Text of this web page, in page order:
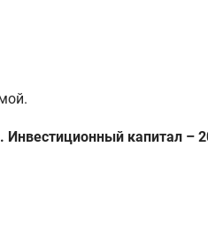
капитал –